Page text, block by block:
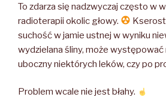
To zdarza się nadzwyczaj często w
radioterapii okolic głowy.
suchość w jamie ustnej w wyniku
wydzielana śliny, może
uboczny niektórych leków, czy po
Problem wcale nie jest błahy.